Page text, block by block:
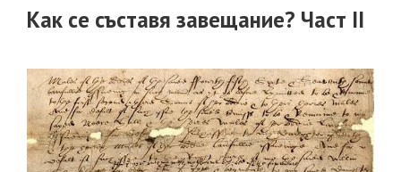
Как се съставя завещание? Част II